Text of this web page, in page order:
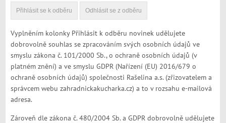
Vyplněním kolonky Přihlásit k odběru novinek udělujete
dobrovolně souhlas se zpracováním svých osobních údajů ve
smyslu zákona č. 101/2000 Sb., o ochraně osobních údajů (v
platném znění) a ve smyslu GDPR (Nařízení (EU) 2016/679 o
ochraně osobních údajů) společnosti Rašelina a.s. (zřizovatelem a
správcem webu zahradnickakucharka.cz) a to v rozsahu e-mailová
adresa.
Zároveň dle zákona č. 480/2004 Sb. a GDPR dobrovolně udělujete